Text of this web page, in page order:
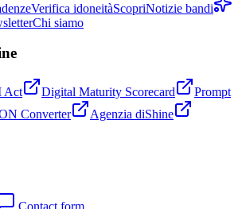
Verifica idoneitàScopriNotizie bandi
Chi siamo
Act Digital Maturity Scorecard
Prompt
Converter
Agenzia diShine
Contact form